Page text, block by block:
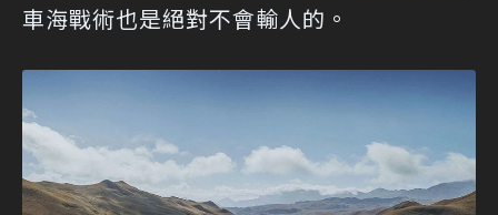
車海戰術也是絕對不會輸人的。